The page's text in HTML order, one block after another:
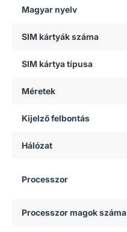
Magyar nyelv
SIM kártyák száma
SIM kártya típusa
Méretek
Kijelző felbontás
Hálózat
Processzor
Processzor magok száma